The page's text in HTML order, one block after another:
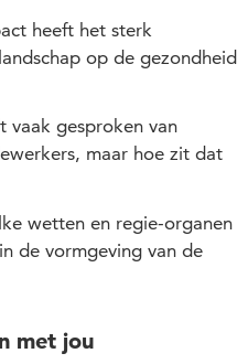
heeft het sterk
op de gezondheid
vaak gesproken van
maar hoe zit dat
wetten en regie-organen
de vormgeving van de
met jou